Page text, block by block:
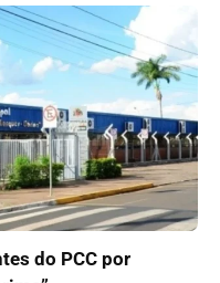
do PCC por